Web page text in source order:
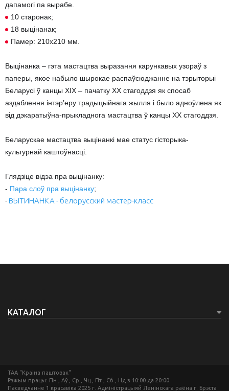
дапамогі па вырабе.
10 старонак;
18 выцінанак;
Памер: 210х210 мм.
Выцінанка – гэта мастацтва выразання карункавых узораў з
паперы, якое набыло шырокае распаўсюджанне на тэрыторыі
Беларусі ў канцы ХІХ – пачатку ХХ стагоддзя як спосаб
аздаблення інтэр’еру традыцыйнага жылля і было адноўлена як
від дэкаратыўна-прыкладнога мастацтва ў канцы ХХ стагоддзя.
Беларускае мастацтва выцінанкі мае статус гісторыка-
культурнай каштоўнасці.
Глядзіце відэа пра выцінанку:
- Пара слоў пра выцінанку;
-ВЫТИНАНКА - белорусский мастер-класс
КАТАЛОГ
ТАА "Краіна паштовак"
Рэжым працы: Пн , Аў , Ср , Чц , Пт , Сб , Нд з 10:00 да 20:00
Пасведчанне 1 красавіка 2025 г. Адміністрацыяй Ленінскага раёна г. Брэста